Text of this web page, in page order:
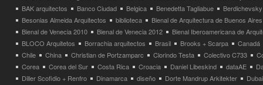
BAK arquitectos
Banco Ciudad Belgica Benedetta Tagliabue
Besonias Almeida Arquitectos
biblioteca
Bienal de Arquitectura de Buenos Aires
Bienal de Venecia 2010
Bienal de Venecia 2012
Bienal Iberoamericana de
BLOCO Arquitetos
Borrachia arquitectos Brasil Brooks + Scarpa
Canadá
Chile
China Christian de Portzamparc Clorindo Testa Colectivo C733
Corea
Corea del Sur Costa Rica Croacia Daniel Libeskind dataAE
Diller Scofidio + Renfro
Dinamarca diseño Dorte Mandrup Arkitekter
Dubai